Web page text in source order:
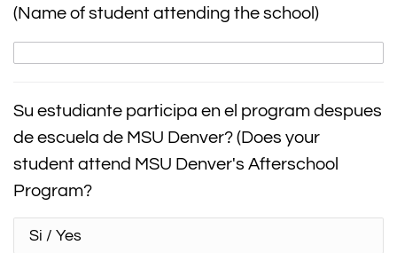
(Name of student attending the school)
Su estudiante participa en el program despues
de escuela de MSU Denver? (Does your
student attend MSU Denver's Afterschool
Program?
Si / Yes